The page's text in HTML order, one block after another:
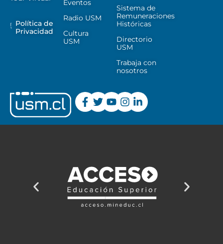
Política de
Privacidad
Eventos
Radio USM
Cultura
USM
Sistema de
Remuneraciones
Históricas
Directorio
USM
Trabaja con
nosotros